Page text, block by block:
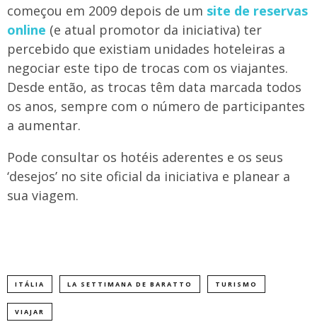
começou em 2009 depois de um site de reservas
online (e atual promotor da iniciativa) ter
percebido que existiam unidades hoteleiras a
negociar este tipo de trocas com os viajantes.
Desde então, as trocas têm data marcada todos
os anos, sempre com o número de participantes
a aumentar.
Pode consultar os hotéis aderentes e os seus
‘desejos’ no site oficial da iniciativa e planear a
sua viagem.
ITÁLIA LA SETTIMANA DE BARATTO TURISMO
VIAJAR